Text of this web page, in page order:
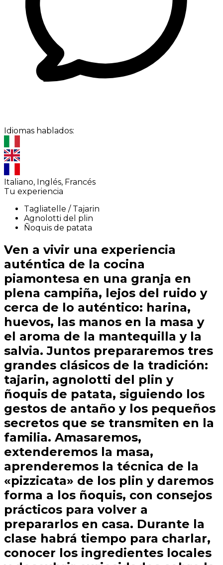
Idiomas hablados:
Italiano, Inglés, Francés
Tu experiencia
Tagliatelle / Tajarin
Agnolotti del plin
Ñoquis de patata
Ven a vivir una experiencia
auténtica de la cocina
piamontesa en una granja en
plena campiña, lejos del ruido y
cerca de lo auténtico: harina,
huevos, las manos en la masa y
el aroma de la mantequilla y la
salvia. Juntos prepararemos tres
grandes clásicos de la tradición:
tajarin, agnolotti del plin y
ñoquis de patata, siguiendo los
gestos de antaño y los pequeños
secretos que se transmiten en la
familia. Amasaremos,
extenderemos la masa,
aprenderemos la técnica de la
«pizzicata» de los plin y daremos
forma a los ñoquis, con consejos
prácticos para volver a
prepararlos en casa. Durante la
clase habrá tiempo para charlar,
conocer los ingredientes locales